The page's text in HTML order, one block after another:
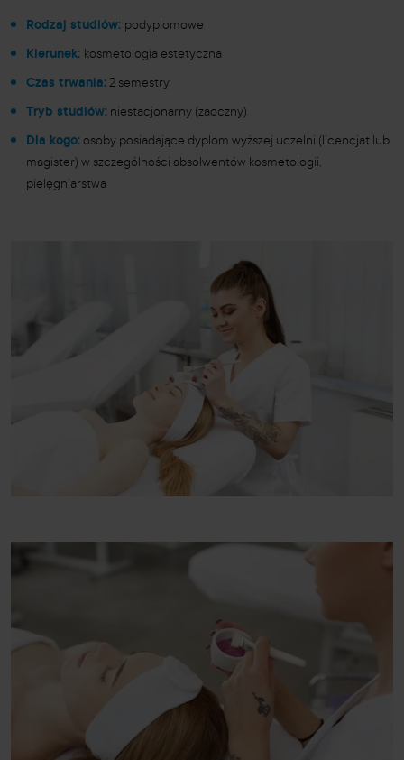
Rodzaj studiów: podyplomowe
Kierunek: kosmetologia estetyczna
Czas trwania: 2 semestry
Tryb studiów: niestacjonarny (zaoczny)
Dla kogo: osoby posiadające dyplom wyższej uczelni (licencjat lub
magister) w szczególności absolwentów kosmetologii,
pielęgniarstwa